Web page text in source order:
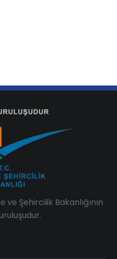
ve Şehircilik Bakanlığının